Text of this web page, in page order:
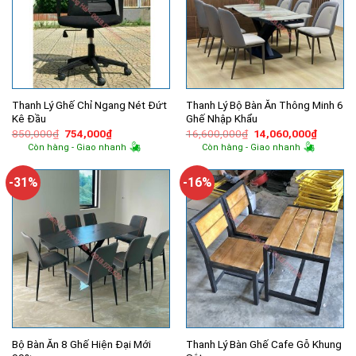
Thanh Lý Ghế Chỉ Ngang Nét Đứt
Kê Đầu
850,000₫ Giá
gốc
là:
754,000₫Giá
hiện
tại
754,000₫.
Còn hàng - Giao nhanh
Thanh Lý Bộ Bàn Ăn Thông Minh 6
Ghế Nhập Khẩu
16,600,000₫ Giá
gốc
là:
14,060,000₫Giá
hiện
Còn hàng - Giao nhanh
-31%
Bộ Bàn Ăn 8 Ghế Hiện Đại Mới
-16%
Thanh Lý Bàn Ghế Cafe Gỗ Khung